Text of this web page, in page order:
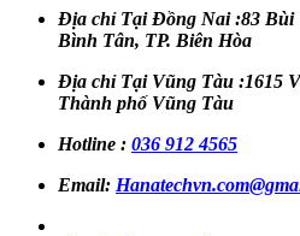
Địa chỉ Tại Đồng Nai :83 Bùi
Bình Tân, TP. Biên Hòa
Địa chỉ Tại Vũng Tàu :1615
Thành phố Vũng Tàu
Hotline : 036 912 4565
Email: